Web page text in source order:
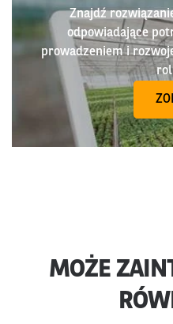
Znajdź
odpowiadające
prowadzeniem i
MOŻE